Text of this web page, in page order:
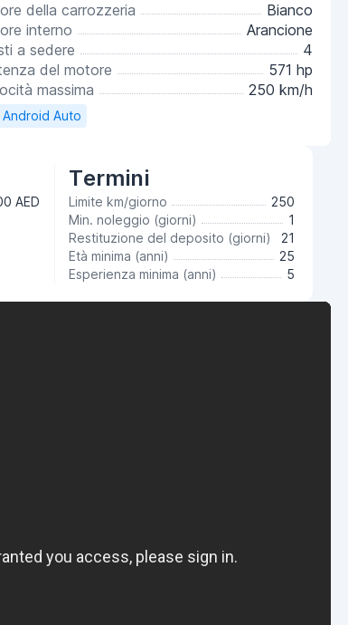
della carrozzeria
Bianco
interno
Arancione
a sedere
4
del motore
571 hp
massima
250 km/h
Android Auto
AED
Termini
Limite km/giorno
250
Min. noleggio (giorni)
1
Restituzione del deposito (giorni)
21
Età minima (anni)
25
Esperienza minima (anni)
5